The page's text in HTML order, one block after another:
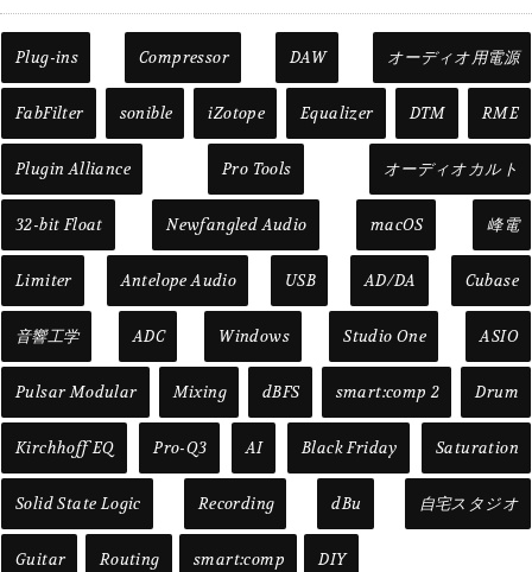
Plug-ins Compressor DAW オーディオ用電源
FabFilter sonible iZotope Equalizer DTM RME
Plugin Alliance Pro Tools オーディオカルト
32-bit Float Newfangled Audio macOS 峰電
Limiter Antelope Audio USB AD/DA Cubase
音響工学 ADC Windows Studio One ASIO
Pulsar Modular Mixing dBFS smart:comp 2 Drum
Kirchhoff EQ Pro-Q3 AI Black Friday Saturation
Solid State Logic Recording dBu 自宅スタジオ
Guitar Routing smart:comp DIY